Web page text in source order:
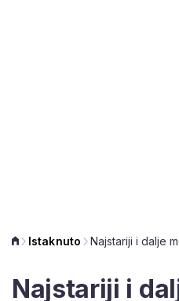
Istaknuto
Najstariji i